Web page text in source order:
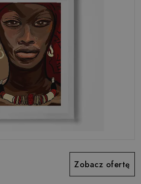
Zobacz ofertę